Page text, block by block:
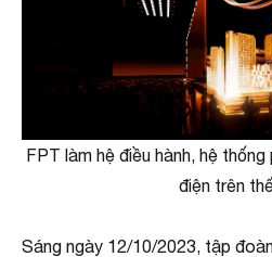
FPT làm hệ điều hành, hệ
điện trên
Sáng ngày 12/10/2023, tập